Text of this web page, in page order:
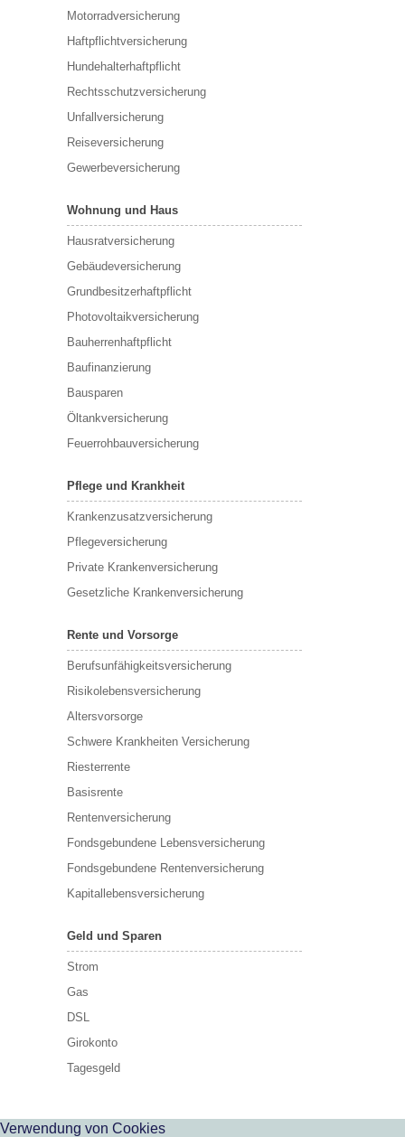
Motorradversicherung
Haftpflichtversicherung
Hundehalterhaftpflicht
Rechtsschutzversicherung
Unfallversicherung
Reiseversicherung
Gewerbeversicherung
Wohnung und Haus
Hausratversicherung
Gebäudeversicherung
Grundbesitzerhaftpflicht
Photovoltaikversicherung
Bauherrenhaftpflicht
Baufinanzierung
Bausparen
Öltankversicherung
Feuerrohbauversicherung
Pflege und Krankheit
Krankenzusatzversicherung
Pflegeversicherung
Private Krankenversicherung
Gesetzliche Krankenversicherung
Rente und Vorsorge
Berufs­unfähigkeitsversicherung
Risikolebensversicherung
Altersvorsorge
Schwere Krankheiten Versicherung
Riesterrente
Basisrente
Rentenversicherung
Fondsgebundene Lebensversicherung
Fondsgebundene Rentenversicherung
Kapitallebensversicherung
Geld und Sparen
Strom
Gas
DSL
Girokonto
Tagesgeld
Verwendung von Cookies